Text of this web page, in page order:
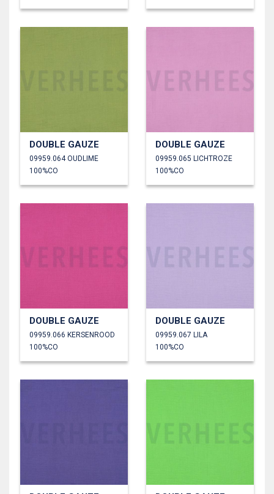
DOUBLE GAUZE
09959.064 OUDLIME
100%CO
DOUBLE GAUZE
09959.065 LICHTROZE
100%CO
DOUBLE GAUZE
09959.066 KERSENROOD
100%CO
DOUBLE GAUZE
09959.067 LILA
100%CO